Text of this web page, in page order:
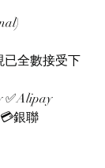
全數接受下
✅Alipay
銀聯